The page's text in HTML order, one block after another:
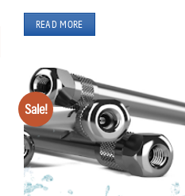
READ MORE
Sale!